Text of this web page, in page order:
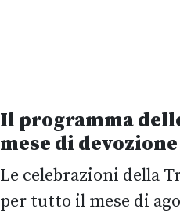
Il programma
mese di
Le celebrazioni della
per tutto il mese di